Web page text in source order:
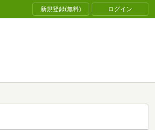
新規登録(無料) ログイン